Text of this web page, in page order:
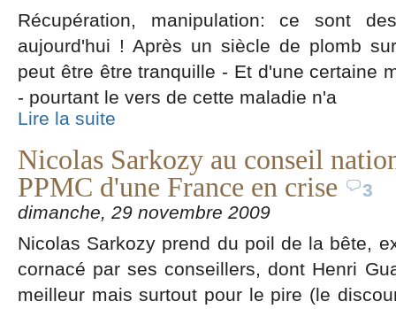
Récupération, manipulation: ce sont
aujourd'hui ! Après un siècle de plomb
peut être être tranquille - Et d'une certaine
- pourtant le vers de cette maladie n'a
Lire la suite
Nicolas Sarkozy au conseil
PPMC d'une France en crise
3
dimanche, 29 novembre 2009
Nicolas Sarkozy prend du poil de la bête,
cornacé par ses conseillers, dont Henri
meilleur mais surtout pour le pire (le